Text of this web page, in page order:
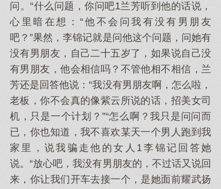
问。“什么问题，你问吧1兰芳听到他的话说，
心里暗在想：“他不会问我有没有男朋友
吧？”果然，李锦记就是问他这个问题，问她有
没有男朋友，自己二十五岁了，如果说自己没
有男朋友，他会相信吗？不管他相不相信，兰
芳还是回答他说：“我没有男朋友啊，怎么啦，
老板，你不会真的像紫云所说的话，招美女司
机，只是一个计划？”“怎么啊？我只是问问而
已，你也知道，我不喜欢某天一个男人跑到我
家里，说我骗走他的女人1李锦记回答她
说。“放心吧，我没有男朋友的，不过话又说回
来，你让我们开车去接一个，是她面前耀武扬